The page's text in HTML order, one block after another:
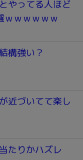
やってる人ほど
ｗｗｗｗｗｗ
構強い？
近づいてて楽し
たりかハズレ